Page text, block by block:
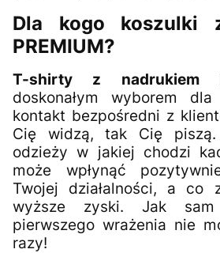
Dla kogo koszulki
PREMIUM?
T-shirty z nadrukiem
doskonałym wyborem
kontakt bezpośredni z
Cię widzą, tak Cię piszą.
odzieży w jakiej chodzi
może wpłynąć
Twojej działalności, a
wyższe zyski. Jak
pierwszego wrażenia nie
razy!